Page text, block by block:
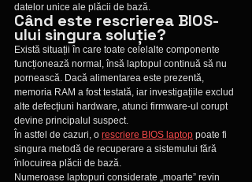
datelor unice ale plăcii de bază.
Când este rescrierea BIOS-
ului singura soluție?
Există situații în care toate celelalte componente
funcționează normal, însă laptopul continuă să nu
pornească. Dacă alimentarea este prezentă,
memoria RAM a fost testată, iar investigațiile exclud
alte defecțiuni hardware, atunci firmware-ul corupt
devine principalul suspect.
În astfel de cazuri, o rescriere BIOS laptop poate fi
singura metodă de recuperare a sistemului fără
înlocuirea plăcii de bază.
Numeroase laptopuri considerate „moarte” revin